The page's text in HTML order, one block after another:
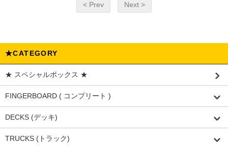
< Prev Next >
★CATEGORY
★ スペシャルボックス ★
FINGERBOARD ( コンプリート )
DECKS (デッキ)
TRUCKS (トラック)